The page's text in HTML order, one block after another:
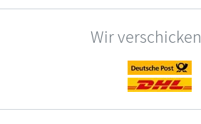
Wir